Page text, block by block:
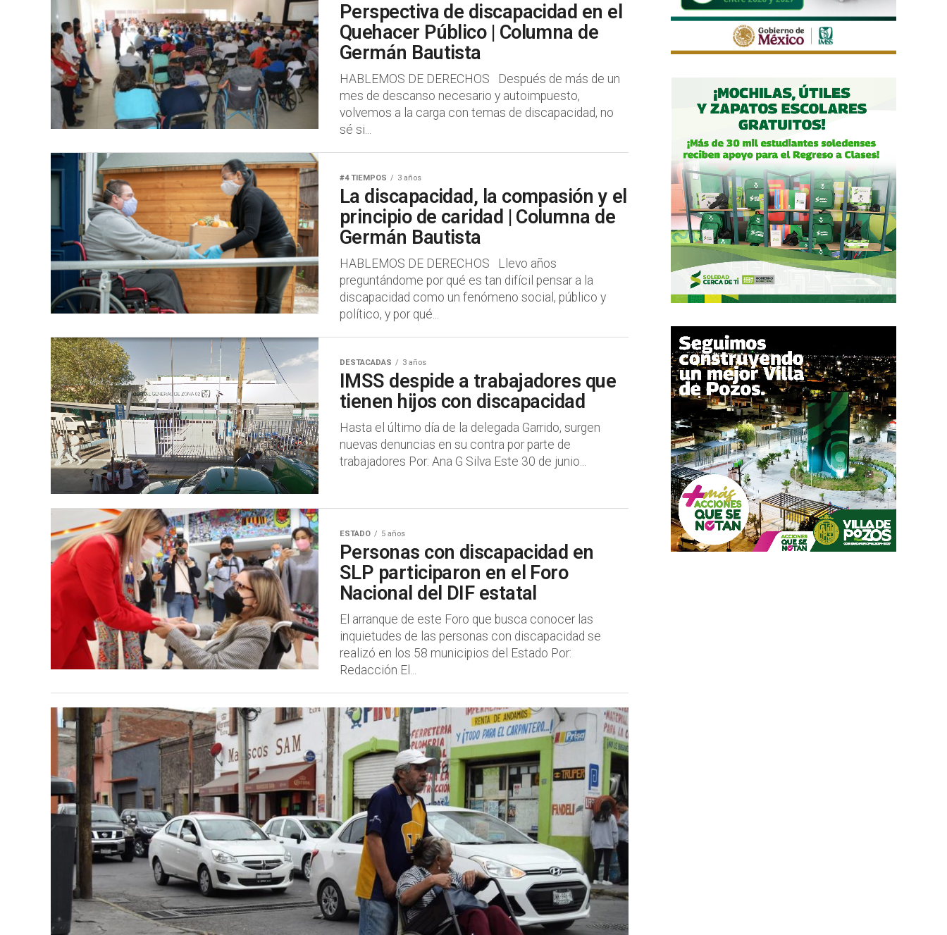
Perspectiva de discapacidad en el
Quehacer Público | Columna de
Germán Bautista
HABLEMOS DE DERECHOS Después de más de un
mes de descanso necesario y autoimpuesto,
volvemos a la carga con temas de discapacidad, no
sé si...
#4 TIEMPOS 3 años
La discapacidad, la compasión y el
principio de caridad | Columna de
Germán Bautista
HABLEMOS DE DERECHOS Llevo años
preguntándome por qué es tan difícil pensar a la
discapacidad como un fenómeno social, público y
político, y por qué...
DESTACADAS 3 años
IMSS despide a trabajadores que
tienen hijos con discapacidad
Hasta el último día de la delegada Garrido, surgen
nuevas denuncias en su contra por parte de
trabajadores Por: Ana G Silva Este 30 de junio...
ESTADO 5 años
Personas con discapacidad en
SLP participaron en el Foro
Nacional del DIF estatal
El arranque de este Foro que busca conocer las
inquietudes de las personas con discapacidad se
realizó en los 58 municipios del Estado Por:
Redacción El...